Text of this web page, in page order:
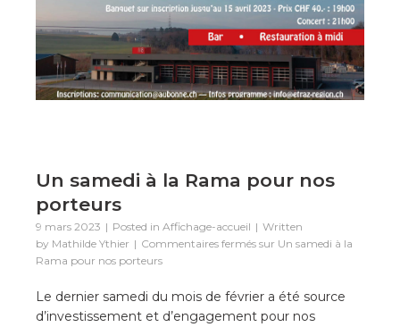
Un samedi à la Rama pour nos
porteurs
9 mars 2023 Posted in Affichage-accueil
Written
by Mathilde Ythier Commentaires fermés sur Un samedi à la
Rama pour nos porteurs
Le dernier samedi du mois de février a été source
d’investissement et d’engagement pour nos